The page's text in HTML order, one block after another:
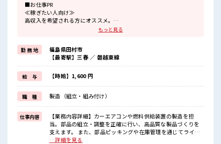
■お仕事PR
≪稼ぎたい人向け≫
高収入を希望される方にオススメ。
残業は月20時間以上あります♪
制服があるので、
毎日の服装の悩み解消♪
≪未経験でも活躍できる≫
新しいことにチャレンジするのは不安だけど、
しっかり働く環境が整っています！
イチからスキルUP・ステップUP目指していきましょう！
≪様々なお仕事をご提案≫
一人で悩まず気軽に相談できる、
派遣のお仕事です！
■職場の雰囲気
20代の若い世代がたくさん活躍中の活気ある職場！
休憩室で楽しくランチ♪
もっと見る
勤 務 地
福島県田村市
【最寄駅】三春 ／ 磐越東線
給 与 【時給】1,600 円
職 種 製造（組立・組み付け）
仕事内容
【業務内容詳細】カーエアコンや燃料供給装置の製造を担
当。部品の組立・調整を正確に行い、高品質な製品づくりを
支えます。 また、部品ピッキングや在庫管理を通じてライン
へ供給し、生産の流れを円滑にします。【取扱製品情報】自
…詳細を見る